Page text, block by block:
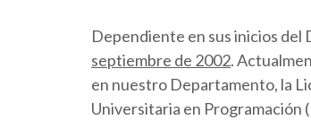
Dependiente en sus inicios
septiembre de 2002.
en nuestro Departamento, la
Universitaria en Programación